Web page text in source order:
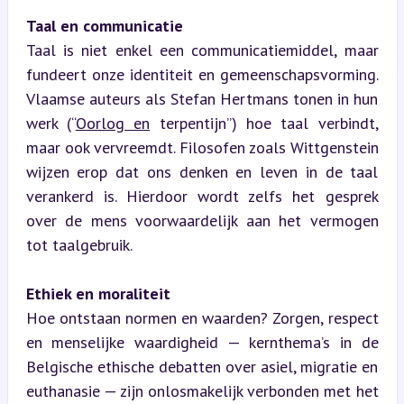
Taal en communicatie
Taal is niet enkel een communicatiemiddel, maar
fundeert onze identiteit en gemeenschapsvorming.
Vlaamse auteurs als Stefan Hertmans tonen in hun
werk (“Oorlog en terpentijn”) hoe taal verbindt,
maar ook vervreemdt. Filosofen zoals Wittgenstein
wijzen erop dat ons denken en leven in de taal
verankerd is. Hierdoor wordt zelfs het gesprek
over de mens voorwaardelijk aan het vermogen
tot taalgebruik.
Ethiek en moraliteit
Hoe ontstaan normen en waarden? Zorgen, respect
en menselijke waardigheid — kernthema’s in de
Belgische ethische debatten over asiel, migratie en
euthanasie — zijn onlosmakelijk verbonden met het